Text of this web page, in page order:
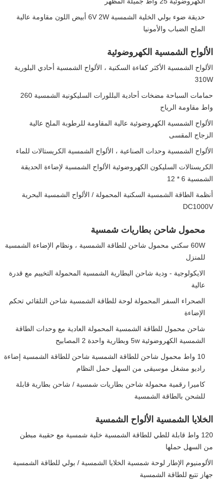
حديقة ضوء بولي الخلية الشمسية 6V 2W أبيض اللون مقاومة عالية
الملح الضباب والأمونيا
الألواح الشمسية الكهروضوئية
الألواح الشمسية الأكثر كفاءة السكنية ، الألواح الشمسية أحادي البلورية
310W
حمامات السباحة مضخات أحادية البللورات السليكونية الشمسية 260
واط مقاومة الرياح
الألواح الشمسية الكهروضوئية عالية المقاومة للرطوبة الملح عالية
الزجاج المقسى
الألواح الشمسية وحدات الصناعية ، الألواح الشمسية الكريستالات للماء
الكريستالات السليكون الكهروضوئية الألواح الشمسية لإضاءة الحديقة
الشمسية 6 * 12
أنظمة الطاقة الشمسية السكنية المحمولة / الألواح الشمسية البحرية
DC1000V
محمول شاحن بطاريات شمسية
60W سكني محمول شاحن للطاقة الشمسية ، ونظام الإضاءة الشمسية
للمنزل
الايكولوجية - ودية شاحن البطارية الشمسية المحمولة التخييم مع قدرة
عالية
الصحراء السفر المحمولة لوحة للطاقة الشمسية شاحن التلقائي تحكم
الإضاءة
شاحن محمول للطاقة الشمسية المحمولة العادية مع وحدات الطاقة
الشمسية الكهروضوئية 5w وبطارية واحدة 2 المصابيح
10 واط محمول شاحن للطاقة الشمسية شاحن للطاقة الشمسية إضاءة
راديو مشغل موسيقى من السهل حمل النظام
كاميرا رقمية محمولة شاحن بطاريات شمسية / شاحن بطارية قابلة
للشحن بالطاقة الشمسية
الخلايا الشمسية الألواح الشمسية
120 واط قابلة للطي للطاقة الشمسية خلية شمسية مع حقيبة مبطن
من السهل حملها
الألومنيوم الإطار لوحة شمسية الخلايا الشمسية / بولي للطاقة الشمسية
جهاز تتبع للطاقة الشمسية